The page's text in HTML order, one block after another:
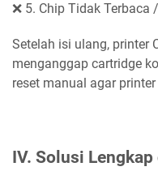
❌ 5. Chip Tidak Terbaca
Setelah isi ulang, printer
menganggap cartridge
reset manual agar
IV. Solusi Lengkap